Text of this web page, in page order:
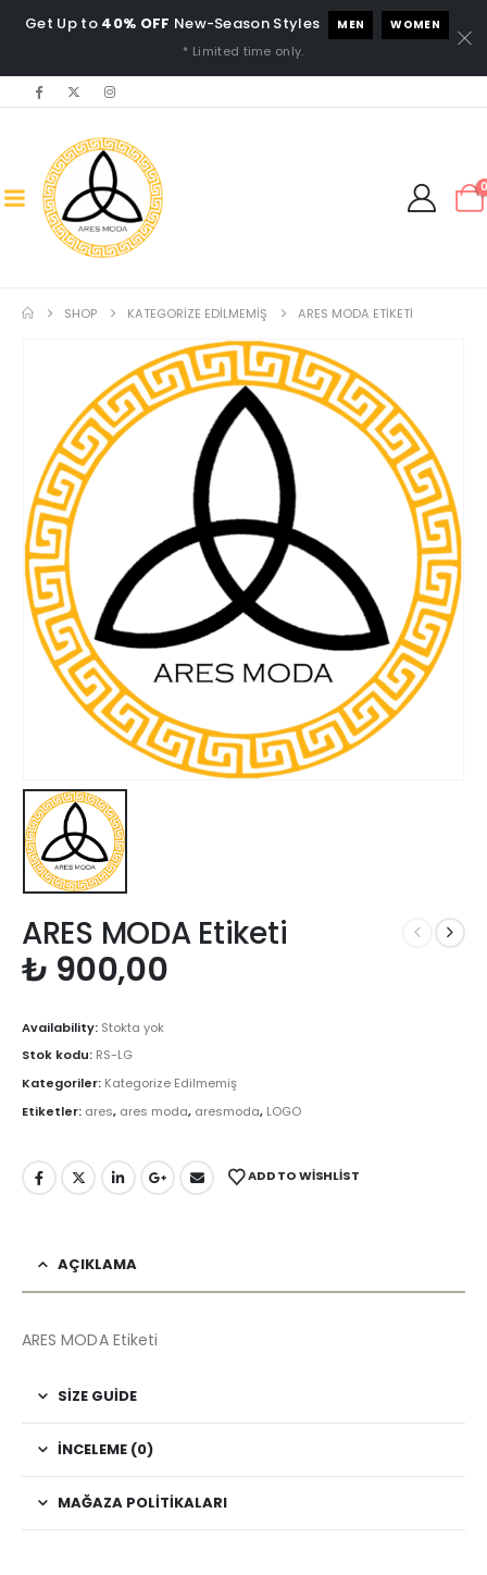
Get Up to 40% OFF New-Season Styles MEN WOMEN
* Limited time only.
SHOP KATEGORIZE EDILMEMIŞ ARES MODA ETIKETI
ARES MODA Etiketi
₺ 900,00
Availability: Stokta yok
Stok kodu: RS-LG
Kategoriler: Kategorize Edilmemiş
Etiketler: ares, ares moda, aresmoda, LOGO
ADD TO WISHLIST
AÇIKLAMA
ARES MODA Etiketi
SIZE GUIDE
İNCELEME (0)
MAĞAZA POLITIKALARI